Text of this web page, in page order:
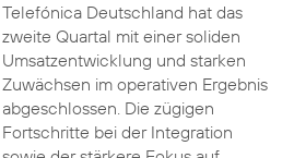
Telefónica Deutschland hat das
zweite Quartal mit einer soliden
Umsatzentwicklung und starken
Zuwächsen im operativen Ergebnis
abgeschlossen. Die zügigen
Fortschritte bei der Integration